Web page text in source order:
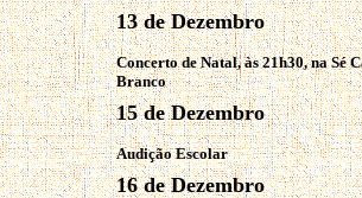
13 de Dezembro
Concerto de Natal, às 21h30, na Sé
Branco
15 de Dezembro
Audição Escolar
16 de Dezembro